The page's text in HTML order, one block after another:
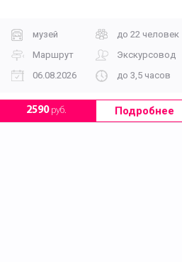
музей
до 22 человек
Маршрут
Экскурсовод
06.08.2026
до 3,5 часов
2590руб. Подробнее